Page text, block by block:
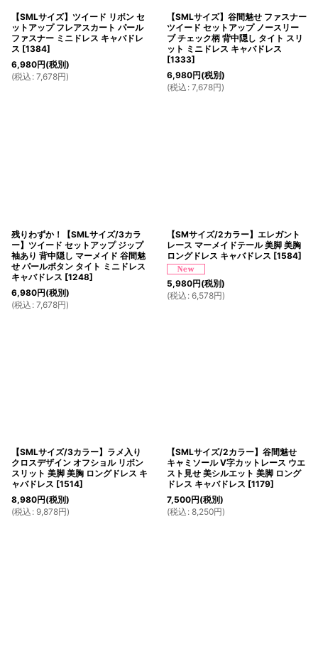
【SMLサイズ】ツイード リボン セ
ットアップ フレアスカート パール
ファスナー ミニドレス キャバドレ
ス [1384]
6,980円(税別)
(税込 : 7,678円)
【SMLサイズ】谷間魅せ ファスナー
ツイード セットアップ ノースリー
ブ チェック柄 背中隠し タイト スリ
ット ミニドレス キャバドレス
[1333]
6,980円(税別)
(税込 : 7,678円)
残りわずか！【SMLサイズ/3カラ
ー】ツイード セットアップ ジップ
袖あり 背中隠し マーメイド 谷間魅
せ パールボタン タイト ミニドレス
キャバドレス [1248]
6,980円(税別)
(税込 : 7,678円)
【SMサイズ/2カラー】エレガント
レース マーメイドテール 美脚 美胸
ロングドレス キャバドレス [1584]
5,980円(税別)
(税込 : 6,578円)
【SMLサイズ/3カラー】ラメ入り
クロスデザイン オフショル リボン
スリット 美脚 美胸 ロングドレス キ
ャバドレス [1514]
8,980円(税別)
(税込 : 9,878円)
【SMLサイズ/2カラー】谷間魅せ
キャミソール V字カットレース ウエ
スト見せ 美シルエット 美脚 ロング
ドレス キャバドレス [1179]
7,500円(税別)
(税込 : 8,250円)